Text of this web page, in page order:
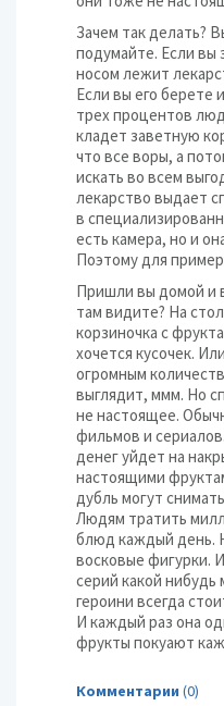
Зачем так делать?
подумайте. Если вы
носом лежит
Если вы его берете
трех процентов
кладет заветную
что все воры, а
искать во всем
лекарство выдает
в
есть камера, но и
Поэтому для
Пришли вы домой и
там видите? На
корзиночка с
хочется кусочек.
огромным
выглядит, ммм. Но
не настоящее.
фильмов и
денег уйдет на
настоящими
дубль могут
Людям тратить
блюд каждый день.
восковые фигурки.
серий какой нибудь
героини всегда
И каждый раз она
фрукты покуают
Комментарии (0)